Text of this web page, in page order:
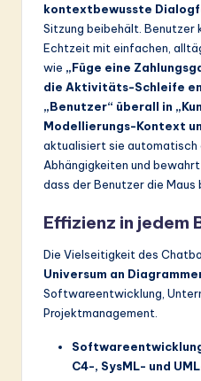
kontextbewusste
Sitzung beibehält. Benutzer
Echtzeit mit einfachen,
wie „Füge eine
die Aktivitäts-Schleife
„Benutzer“ überall in
Modellierungs-Kontext
aktualisiert sie automatisch
Abhängigkeiten und
dass der Benutzer die Maus
Effizienz in jedem
Die Vielseitigkeit des
Universum an
Softwareentwicklung,
Projektmanagement.
C4-, SysML- und